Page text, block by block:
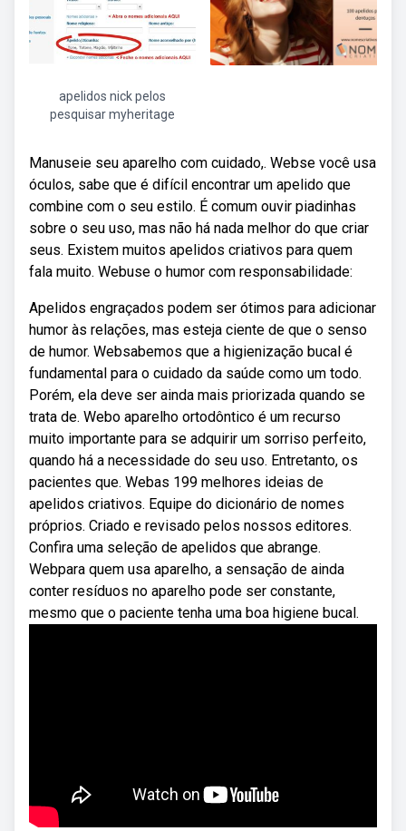
apelidos nick pelos
pesquisar myheritage
Manuseie seu aparelho com cuidado,. Webse você usa
óculos, sabe que é difícil encontrar um apelido que
combine com o seu estilo. É comum ouvir piadinhas
sobre o seu uso, mas não há nada melhor do que criar
seus. Existem muitos apelidos criativos para quem
fala muito. Webuse o humor com responsabilidade:
Apelidos engraçados podem ser ótimos para adicionar
humor às relações, mas esteja ciente de que o senso
de humor. Websabemos que a higienização bucal é
fundamental para o cuidado da saúde como um todo.
Porém, ela deve ser ainda mais priorizada quando se
trata de. Webo aparelho ortodôntico é um recurso
muito importante para se adquirir um sorriso perfeito,
quando há a necessidade do seu uso. Entretanto, os
pacientes que. Webas 199 melhores ideias de
apelidos criativos. Equipe do dicionário de nomes
próprios. Criado e revisado pelos nossos editores.
Confira uma seleção de apelidos que abrange.
Webpara quem usa aparelho, a sensação de ainda
conter resíduos no aparelho pode ser constante,
mesmo que o paciente tenha uma boa higiene bucal.